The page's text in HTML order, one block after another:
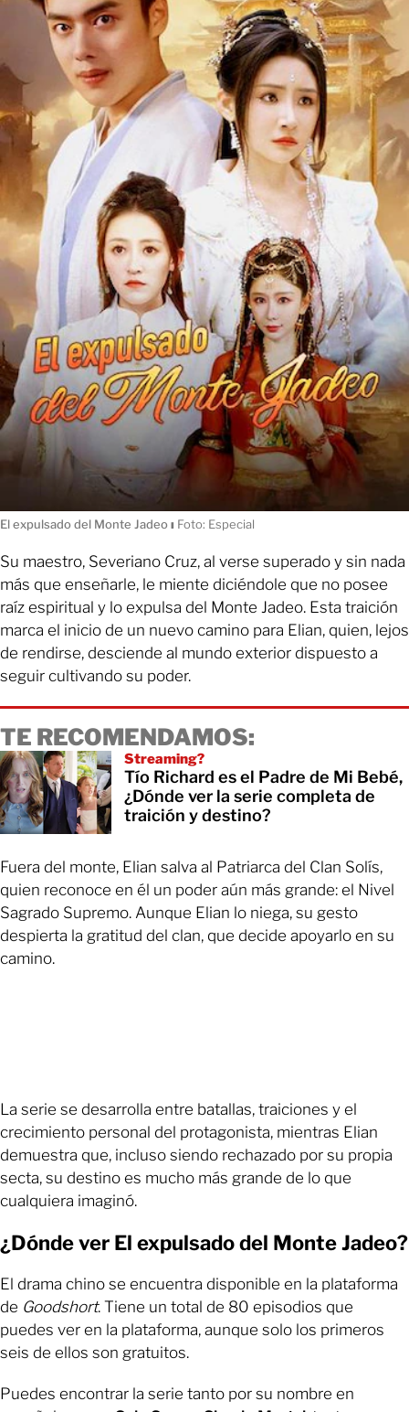
El expulsado del Monte Jadeoı Foto: Especial
Su maestro, Severiano Cruz, al verse superado y sin nada
más que enseñarle, le miente diciéndole que no posee
raíz espiritual y lo expulsa del Monte Jadeo. Esta traición
marca el inicio de un nuevo camino para Elian, quien, lejos
de rendirse, desciende al mundo exterior dispuesto a
seguir cultivando su poder.
TE RECOMENDAMOS:
Streaming?
Tío Richard es el Padre de Mi Bebé,
¿Dónde ver la serie completa de
traición y destino?
Fuera del monte, Elian salva al Patriarca del Clan Solís,
quien reconoce en él un poder aún más grande: el Nivel
Sagrado Supremo. Aunque Elian lo niega, su gesto
despierta la gratitud del clan, que decide apoyarlo en su
camino.
La serie se desarrolla entre batallas, traiciones y el
crecimiento personal del protagonista, mientras Elian
demuestra que, incluso siendo rechazado por su propia
secta, su destino es mucho más grande de lo que
cualquiera imaginó.
¿Dónde ver El expulsado del Monte Jadeo?
El drama chino se encuentra disponible en la plataforma
de Goodshort. Tiene un total de 80 episodios que
puedes ver en la plataforma, aunque solo los primeros
seis de ellos son gratuitos.
Puedes encontrar la serie tanto por su nombre en